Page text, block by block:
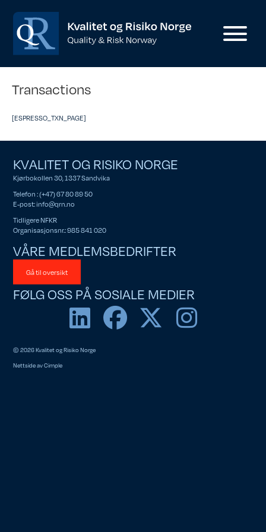
Transactions
[ESPRESSO_TXN_PAGE]
KVALITET OG RISIKO NORGE
Kjørbokollen 30, 1337 Sandvika
Telefon : (+47) 67 80 89 50
E-post:info@qrn.no
Tidligere NFKR
Organisasjonsnr.: 985 841 020
VÅRE MEDLEMSBEDRIFTER
Gå til oversikt
FØLG OSS PÅ SOSIALE MEDIER
© 2026 Kvalitet og Risiko Norge
Nettside avCimple